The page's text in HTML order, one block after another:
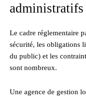
administratifs
Le cadre réglementaire
sécurité, les obligations
du public) et les
sont nombreux.
Une agence de gestion